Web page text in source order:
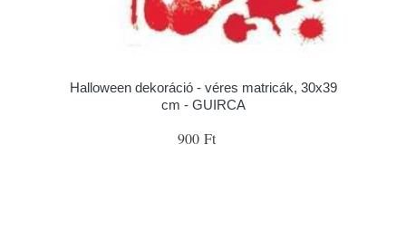
Halloween dekoráció - véres matricák, 30x39
cm - GUIRCA
900 Ft